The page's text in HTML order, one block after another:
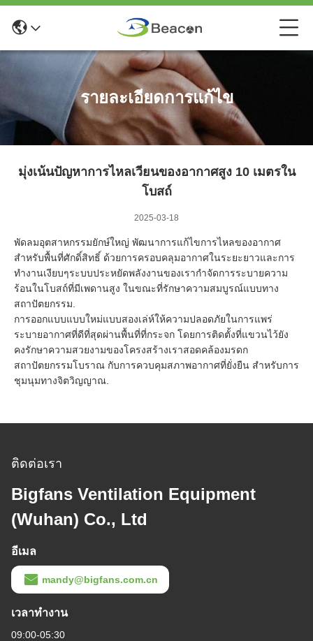
รายละเอียดการแก้ไข
มุ่งเน้นปัญหาการไหลเวียนของอากาศสูง 10 เมตรใน
โบสถ์
2025-03-18
พัดลมอุตสาหกรรมยักษ์ใหญ่ พัฒนาการแก้ไขการไหลของอากาศ
สําหรับพื้นที่ศักดิ์สิทธิ์ ด้วยการครอบคลุมอากาศในระยะยาวและการ
ทํางานเงียบๆระบบประหยัดพลังงานของเรากําจัดการระบายความ
ร้อนในโบสถ์ที่มีเพดานสูง ในขณะที่รักษาความสมบูรณ์แบบทาง
สถาปัตยกรรม.
การออกแบบแบบใหม่แบบสองเล่ห์ให้ความปลอดภัยในการแพร่
ระบายอากาศที่ดีที่สุดผ่านพื้นที่ที่กระจก โดยการติดตั้งที่แขวนไว้ยัง
คงรักษาความสวยงามของโครงสร้างเราสอดคล้องมรดก
สถาปัตยกรรมโบราณ กับการควบคุมสภาพอากาศที่ยั่งยืน สําหรับการ
ชุมนุมทางจิตวิญญาณ.
ติดต่อเรา
Bigfans Ventilation Equipment
(Wuhan) Co., Ltd
อีเมล
mandy@bigfans.com.cn
เวลาทํางาน
09:00-05:30